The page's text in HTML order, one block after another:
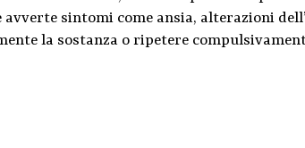
sintomi come ansia, alterazioni
la sostanza o ripetere